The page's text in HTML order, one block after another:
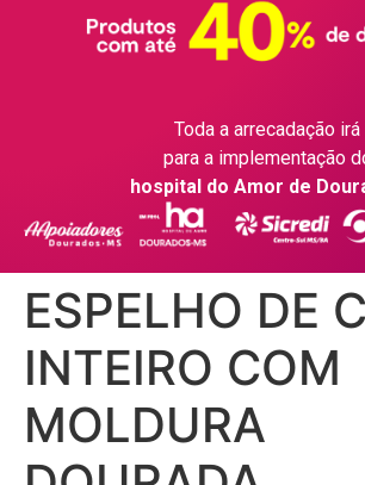
Toda a arrecadação irá
para a implementação
hospital do Amor de
ESPELHO DE
INTEIRO COM
MOLDURA